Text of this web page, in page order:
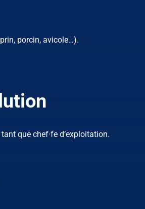
porcin, avicole…).
que chef·fe d’exploitation.